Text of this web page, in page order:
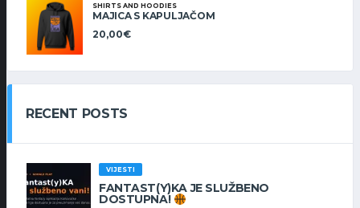
SHIRTS AND HOODIES
MAJICA S KAPULJAČOM
20,00€
RECENT POSTS
VIJESTI
FANTAST(Y)KA JE SLUŽBENO
DOSTUPNA!